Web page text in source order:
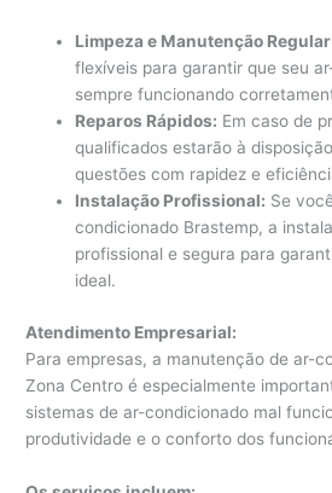
Limpeza e Manutenção
flexíveis para garantir que seu
sempre funcionando
Reparos Rápidos: Em caso de
qualificados estarão à
questões com rapidez e
Instalação Profissional: Se
condicionado Brastemp, a
profissional e segura para
ideal.
Atendimento Empresarial:
Para empresas, a manutenção de ar-
Zona Centro é especialmente
sistemas de ar-condicionado mal
produtividade e o conforto dos